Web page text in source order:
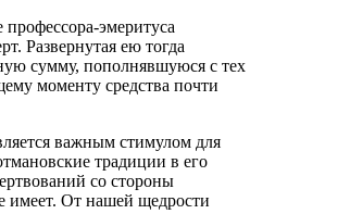
эмеритуса
Развернутая ею тогда
сумму, пополнявшуюся с тех
моменту средства почти
важным стимулом для
традиции в его
со стороны
имеет. От нашей щедрости